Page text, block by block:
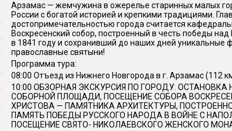
Арзамас — жемчужина в ожерелье старинных малых
России с богатой историей и крепкими традициями.
достопримечательностью города считается
Воскресенский собор, построенный в честь победы
в 1841 году и сохранивший до наших дней уникальные
православные святыни!
Программа тура:
08:00 Отъезд из Нижнего Новгорода в г. Арзамас (112
10:00 ОБЗОРНАЯ ЭКСКУРСИЯ ПО ГОРОДУ. ОСТАНОВКА
СОБОРНОЙ ПЛОЩАДИ, ПОСЕЩЕНИЕ СОБОРА
ХРИСТОВА — ПАМЯТНИКА АРХИТЕКТУРЫ,
ПАМЯТЬ ПОБЕДЫ РУССКОГО НАРОДА В ВОЙНЕ С
ПОСЕЩЕНИЕ СВЯТО- НИКОЛАЕВСКОГО ЖЕНСКОГО